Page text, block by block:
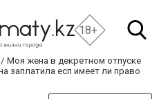
18+
Моя жена в декретном отпуске
заплатила есп имеет ли право